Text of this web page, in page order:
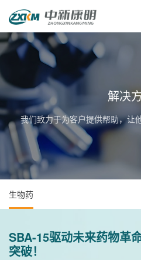
解决
我们致力于为客户提供帮助，让
生物药
SBA-15驱动未来药物革
突破！